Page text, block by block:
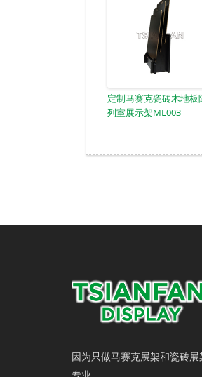
定制马赛克瓷砖木地板
列室展示架ML003
因为只做马赛克展架和瓷砖
专业。